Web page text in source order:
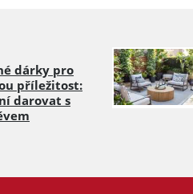
dárky pro
příležitost:
darovat s